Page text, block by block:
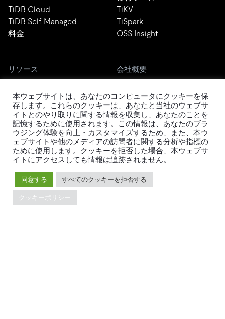
TiDB Cloud
TiDB Self-Managed
料金
TiKV
TiSpark
OSS Insight
リソース
イベント
ドキュメント
Developer Guide
FAQ
サポート
会社概要
ニュース
キャリア
お問い合わせ
パートナー
Trust Hub
セキュリティ
メンテナンスポリシー
ブランドガイドライン
本ウェブサイトは、あなたのコンピュータにクッキーを保
存します。これらのクッキーは、あなたと当社のウェブサ
イトとのやり取りに関する情報を収集し、あなたのことを
記憶するために使用されます。この情報は、あなたのブラ
ウジング体験を向上・カスタマイズするため、また、本ウ
ェブサイトや他のメディアの訪問者に関する分析や指標の
ために使用します。クッキーを拒否した場合、本ウェブサ
イトにアクセスしても情報は追跡されません。
同意する すべてのクッキーを拒否する
クッキーポリシー